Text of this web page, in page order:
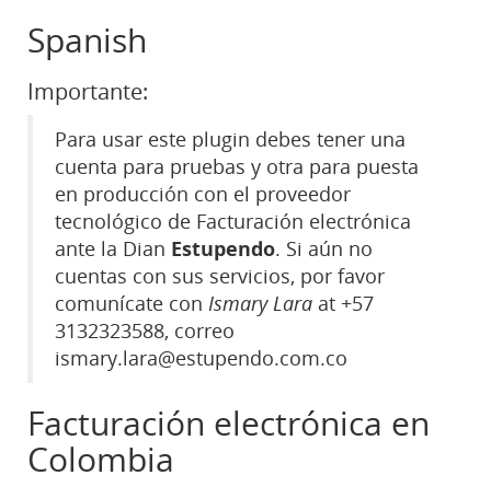
Spanish
Importante:
Para usar este plugin debes tener una
cuenta para pruebas y otra para puesta
en producción con el proveedor
tecnológico de Facturación electrónica
ante la Dian Estupendo. Si aún no
cuentas con sus servicios, por favor
comunícate con Ismary Lara at +57
3132323588, correo
ismary.lara@estupendo.com.co
Facturación electrónica en
Colombia